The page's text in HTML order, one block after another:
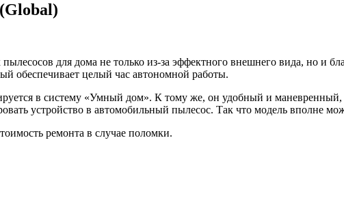
для дома не только из-за эффектного внешнего вида, но и
обеспечивает целый час автономной работы.
в систему «Умный дом». К тому же, он удобный и
устройство в автомобильный пылесос. Так что модель вполне
ремонта в случае поломки.